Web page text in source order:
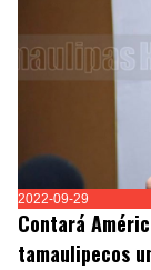
2022-09-29
Contará
tamaulipecos